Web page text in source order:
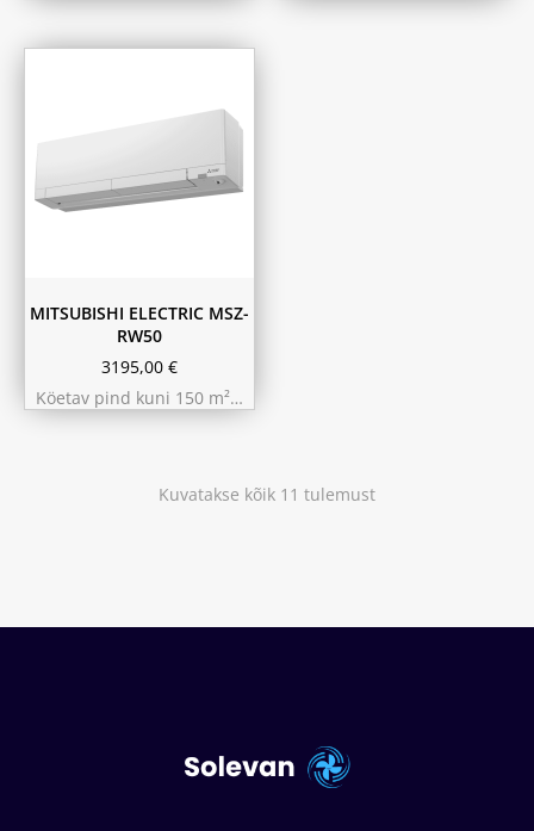
MITSUBISHI ELECTRIC MSZ-
RW50
3195,00 €
Köetav pind kuni 150 m²…
Kuvatakse kõik 11 tulemust